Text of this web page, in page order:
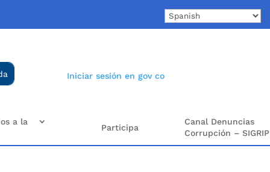
Iniciar sesión en gov co
a la
Participa
Canal Denuncias
Corrupción – SIGRIP